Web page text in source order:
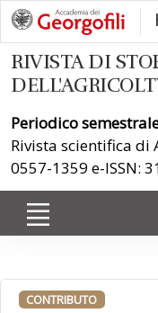
RIVISTA DI
Periodico
Rivista scientifica di
0557-1359 e-ISSN:
CONTRIBUTO